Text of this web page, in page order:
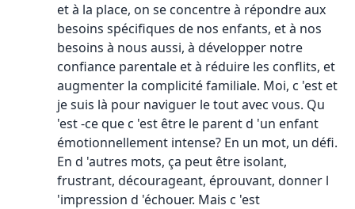
et à la place, on se concentre à répondre aux
besoins spécifiques de nos enfants, et à nos
besoins à nous aussi, à développer notre
confiance parentale et à réduire les conflits, et
augmenter la complicité familiale. Moi, c 'est et
je suis là pour naviguer le tout avec vous. Qu
'est -ce que c 'est être le parent d 'un enfant
émotionnellement intense? En un mot, un défi.
En d 'autres mots, ça peut être isolant,
frustrant, décourageant, éprouvant, donner l
'impression d 'échouer. Mais c 'est